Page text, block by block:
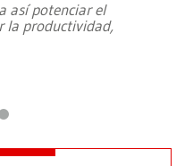
así potenciar el
la productividad,